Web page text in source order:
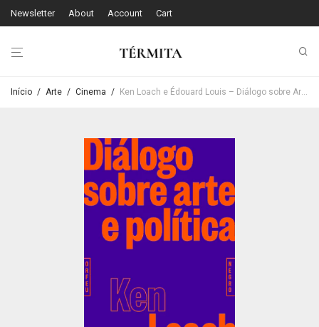
Newsletter About Account Cart
Início / Arte / Cinema / Ken Loach e Édouard Louis – Diálogo sobre Arte e Política